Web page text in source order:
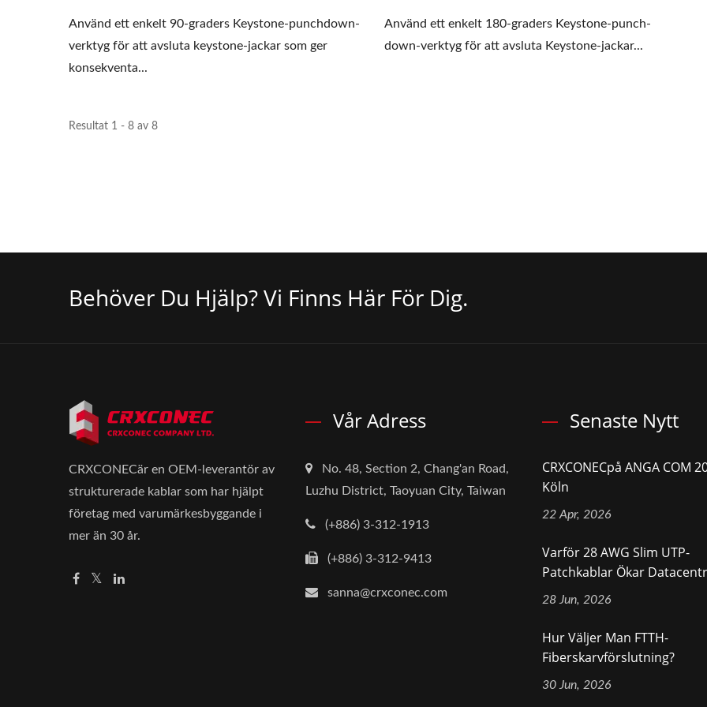
Använd ett enkelt 90-graders Keystone-punchdown-
verktyg för att avsluta keystone-jackar som ger
konsekventa...
Använd ett enkelt 180-graders Keystone-punch-
down-verktyg för att avsluta Keystone-jackar...
Resultat 1 - 8 av 8
Behöver Du Hjälp? Vi Finns Här För Dig.
CRXCONECär en OEM-leverantör av
strukturerade kablar som har hjälpt
företag med varumärkesbyggande i
mer än 30 år.
Vår Adress
No. 48, Section 2, Chang'an Road,
Luzhu District, Taoyuan City, Taiwan
(+886) 3-312-1913
(+886) 3-312-9413
sanna@crxconec.com
Senaste Nytt
CRXCONECpå ANGA COM
Köln
22 Apr, 2026
Varför 28 AWG Slim UTP-
Patchkablar Ökar
28 Jun, 2026
Hur Väljer Man FTTH-
Fiberskarvförslutning?
30 Jun, 2026